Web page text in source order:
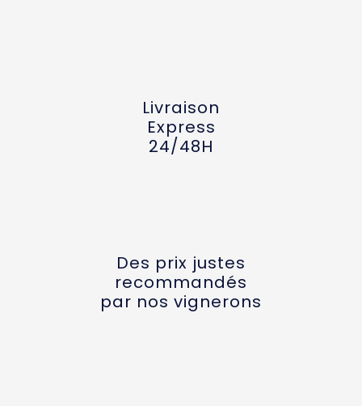
Livraison
Express
24/48H
Des prix justes
recommandés
par nos vignerons